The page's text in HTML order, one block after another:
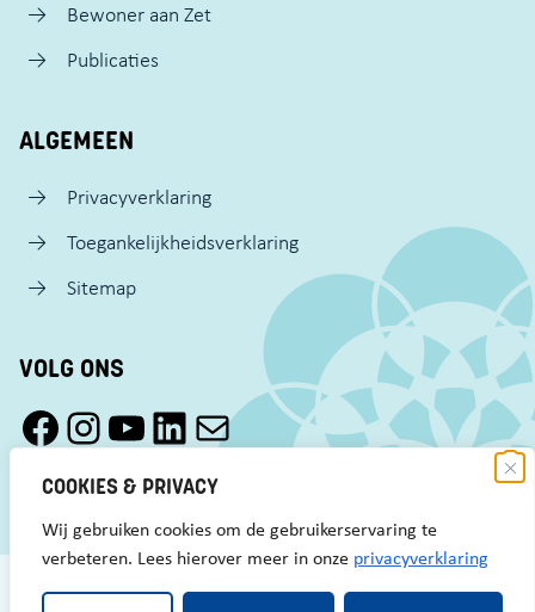
COOKIES & PRIVACY
Wij gebruiken cookies om de gebruikerservaring te
verbeteren. Lees hierover meer in onze privacyverklaring
Bewoner aan Zet
Publicaties
ALGEMEEN
Privacyverklaring
Toegankelijkheidsverklaring
Sitemap
VOLG ONS
Facebook Pact Zaandam OostInstagram Pact Zaandam OostYouTube Pact Zaandam OostLinkedIn
Mail